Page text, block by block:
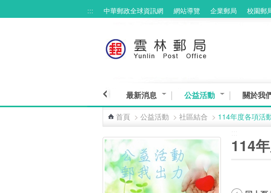
::: 中華郵政全球資訊網 網站導覽 企業郵局 校園郵
最新消息 公益活動 關於我
首頁 > 公益活動 > 社區結合 > 114年度各項活
114